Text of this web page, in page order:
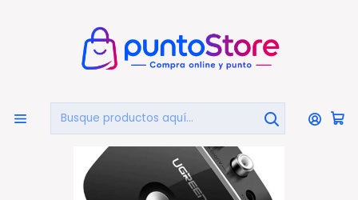
COMPUTACIÓN Periféricos Receptor Audio
Receptor Audio Bluetooth 4.1 Y Rca - Ps